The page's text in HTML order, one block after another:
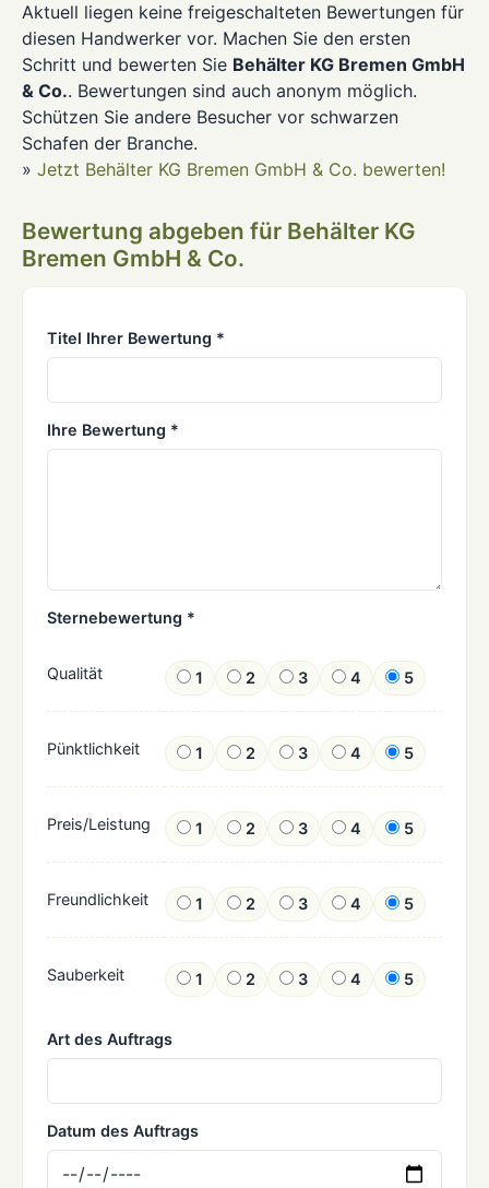
Aktuell liegen keine freigeschalteten Bewertungen für
diesen Handwerker vor. Machen Sie den ersten
Schritt und bewerten Sie Behälter KG Bremen GmbH
& Co.. Bewertungen sind auch anonym möglich.
Schützen Sie andere Besucher vor schwarzen
Schafen der Branche.
» Jetzt Behälter KG Bremen GmbH & Co. bewerten!
Bewertung abgeben für Behälter KG
Bremen GmbH & Co.
Titel Ihrer Bewertung *
Ihre Bewertung *
Sternebewertung *
Qualität 1 2 3 4 5
Pünktlichkeit 1 2 3 4 5
Preis/Leistung 1 2 3 4 5
Freundlichkeit 1 2 3 4 5
Sauberkeit 1 2 3 4 5
Art des Auftrags
Datum des Auftrags